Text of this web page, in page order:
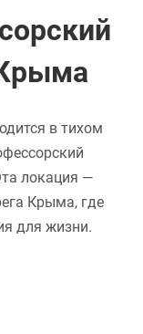
в тихом
локация —
Крыма, где
для жизни.